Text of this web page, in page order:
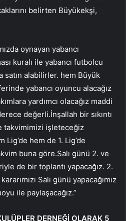
belirten Büyükekşi,
oynayan yabancı
kuralı ile yabancı futbolcu
satın alabilirler. hem Büyük
yabancı oyuncu alacağız
yardımcı olacağız maddi
değerli.İnşallah bir sıkıntı
takvimimizi işleteceğiz
Lig’de hem de 1. Lig’de
buna göre.Salı günü 2. ve
de bir toplantı yapacağız. 2.
Salı günü yapacağımız
ile paylaşacağız.”
DERNEĞİ OLARAK 5